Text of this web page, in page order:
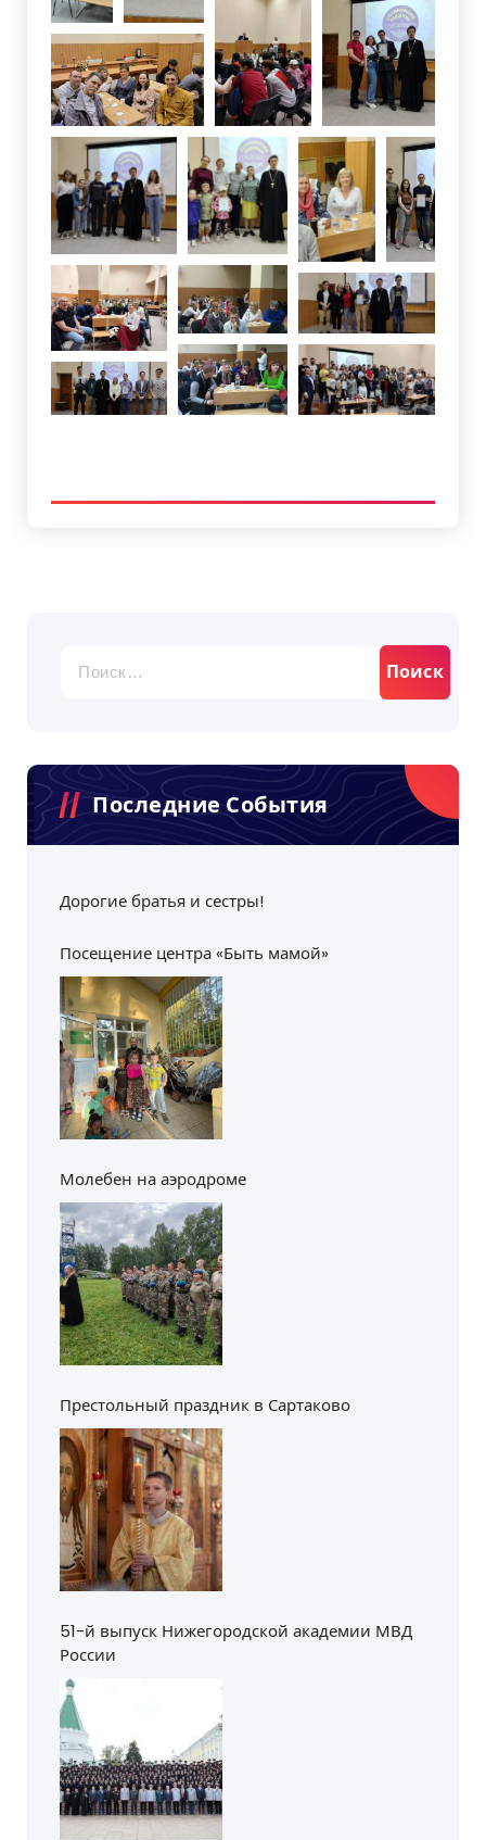
Последние События
Дорогие братья и сестры!
Посещение центра «Быть мамой»
Молебен на аэродроме
Престольный праздник в Сартаково
51-й выпуск Нижегородской академии МВД
России